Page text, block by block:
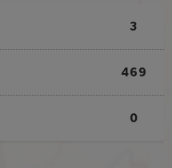
3
469
0